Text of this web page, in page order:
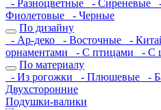
- Разноцветные
- Сиреневые
Фиолетовые
- Черные
По дизайну
- Ар-деко
- Восточные -
орнаментами
- С птицами - С
По материалу
- Из рогожки
- Плюшевые -
Двухсторонние
Подушки-валики